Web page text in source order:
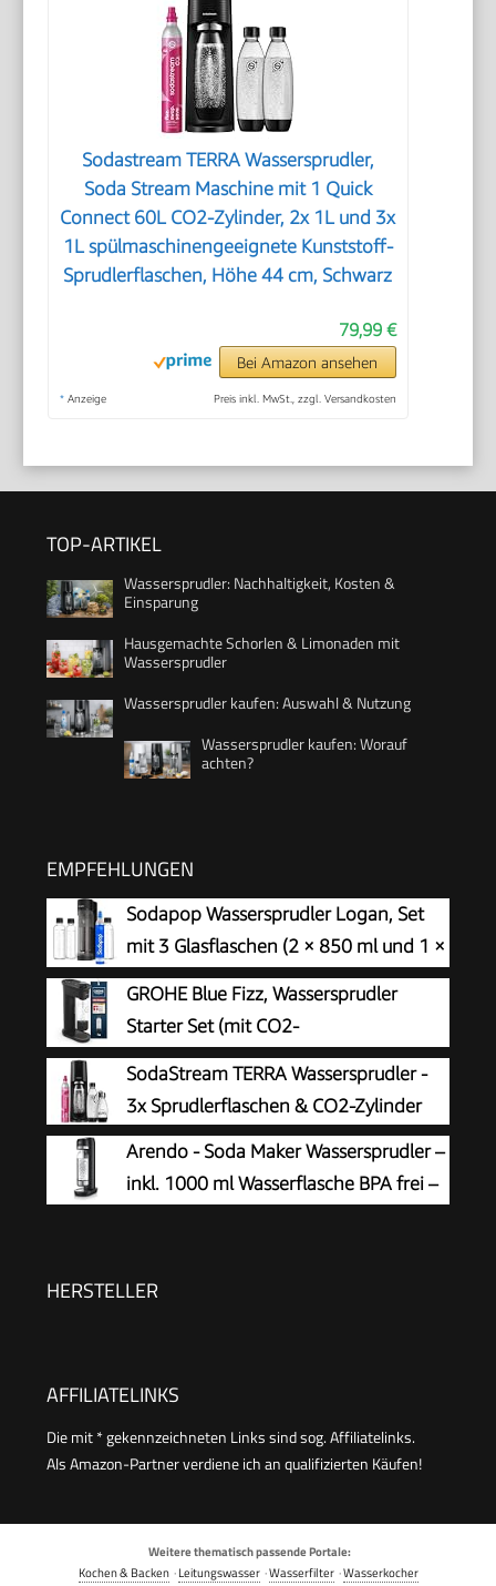
Sodastream TERRA Wassersprudler,
Soda Stream Maschine mit 1 Quick
Connect 60L CO2-Zylinder, 2x 1L und 3x
1L spülmaschinengeeignete Kunststoff-
Sprudlerflaschen, Höhe 44 cm, Schwarz
79,99 €
Bei Amazon ansehen
* Anzeige Preis inkl. MwSt., zzgl. Versandkosten
TOP-ARTIKEL
Wassersprudler: Nachhaltigkeit, Kosten &
Einsparung
Hausgemachte Schorlen & Limonaden mit
Wassersprudler
Wassersprudler kaufen: Auswahl & Nutzung
Wassersprudler kaufen: Worauf
achten?
EMPFEHLUNGEN
Sodapop Wassersprudler Logan, Set
mit 3 Glasflaschen (2 × 850 ml und 1 ×
600 ml) und 1 CO₂-Zylinder, Matt
Schwarz, Höhe 42,6 cm
GROHE Blue Fizz, Wassersprudler
Starter Set (mit CO2-
Füllstandsanzeige, 3 einstellbare
Sprudel-Stufen, ohne CO2 Flasche, 1x 0,85l
Wasserflasche + Reinigungspulver), schwarz,
31947K00
SodaStream TERRA Wassersprudler -
3x Sprudlerflaschen & CO2-Zylinder
Arendo - Soda Maker Wassersprudler –
inkl. 1000 ml Wasserflasche BPA frei –
HERSTELLER
AFFILIATELINKS
Die mit * gekennzeichneten Links sind sog. Affiliatelinks.
Als Amazon-Partner verdiene ich an qualifizierten Käufen!
Weitere thematisch passende Portale:
Kochen & Backen·Leitungswasser·Wasserfilter·Wasserkocher